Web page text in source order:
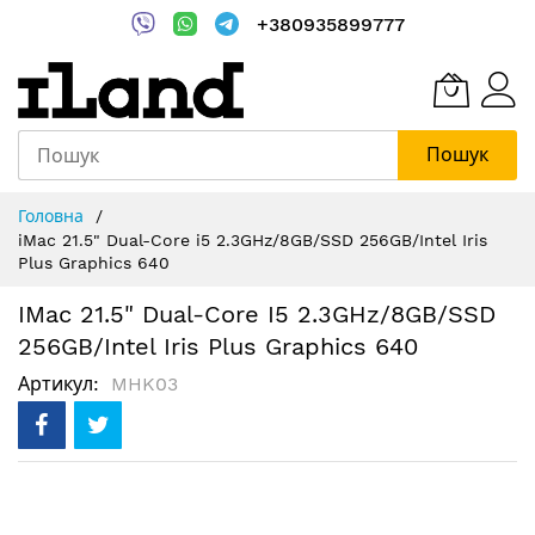
+380935899777
Пошук
Content
Головна
iMac 21.5" Dual-Core i5 2.3GHz/8GB/SSD 256GB/Intel Iris
Plus Graphics 640
IMac 21.5" Dual-Core I5 2.3GHz/8GB/SSD
256GB/Intel Iris Plus Graphics 640
Артикул MHK03